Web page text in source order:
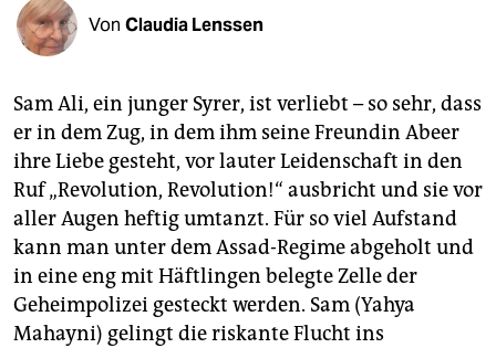
shop
fragen & hilfe
unterstützen
abo
genossenschaft
epaper login
Von Claudia Lenssen
Sam Ali, ein junger Syrer, ist verliebt – so sehr, dass
er in dem Zug, in dem ihm seine Freundin Abeer
ihre Liebe gesteht, vor lauter Leidenschaft in den
Ruf „Revolution, Revolution!“ ausbricht und sie vor
aller Augen heftig umtanzt. Für so viel Aufstand
kann man unter dem Assad-Regime abgeholt und
in eine eng mit Häftlingen belegte Zelle der
Geheimpolizei gesteckt werden. Sam (Yahya
Mahayni) gelingt die riskante Flucht ins